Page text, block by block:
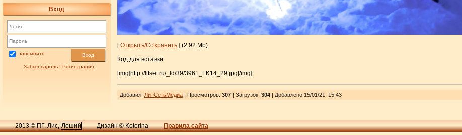
Вход
запомнить Вход
Забыл пароль |Регистрация
[Открыть/Сохранить] (2.92 Mb)
Код для вставки:
[img]http://litset.ru/_ld/39/3961_FK14_29.jpg[/img]
Добавил: ЛитСетьМедиа| Просмотров: 307| Загрузок: 304| Добавлено 15/01/21, 15:43
2013 © ПГ, Лис,Леший Дизайн © Koterina Правила сайта